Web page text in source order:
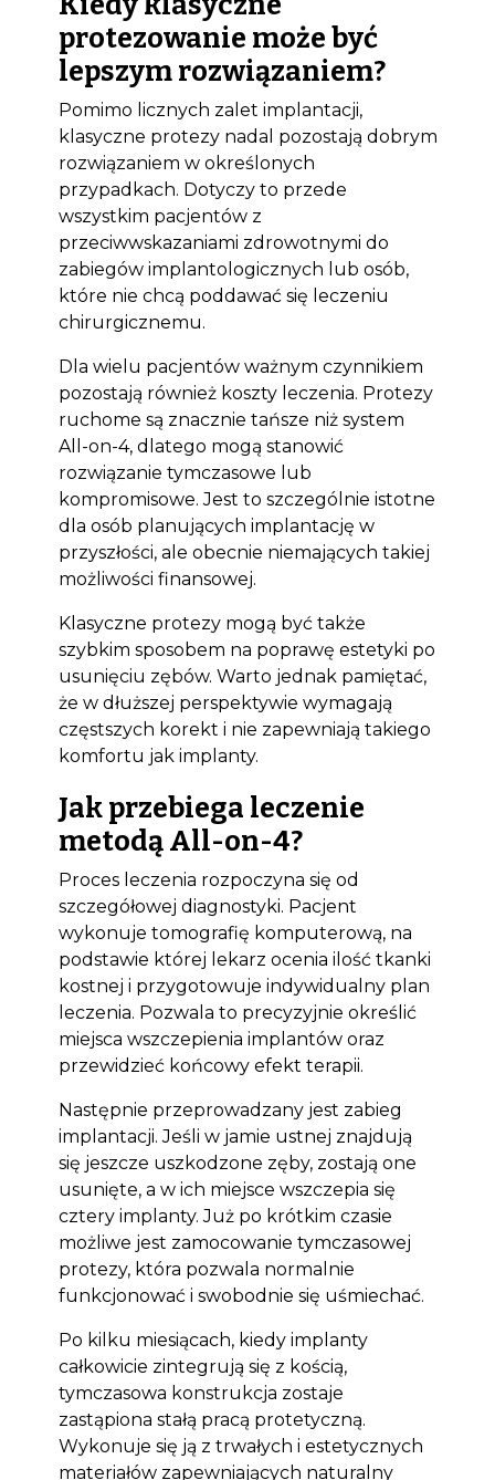
protezowanie może być
lepszym rozwiązaniem?
Pomimo licznych zalet implantacji,
klasyczne protezy nadal pozostają dobrym
rozwiązaniem w określonych
przypadkach. Dotyczy to przede
wszystkim pacjentów z
przeciwwskazaniami zdrowotnymi do
zabiegów implantologicznych lub osób,
które nie chcą poddawać się leczeniu
chirurgicznemu.
Dla wielu pacjentów ważnym czynnikiem
pozostają również koszty leczenia. Protezy
ruchome są znacznie tańsze niż system
All-on-4, dlatego mogą stanowić
rozwiązanie tymczasowe lub
kompromisowe. Jest to szczególnie istotne
dla osób planujących implantację w
przyszłości, ale obecnie niemających takiej
możliwości finansowej.
Klasyczne protezy mogą być także
szybkim sposobem na poprawę estetyki po
usunięciu zębów. Warto jednak pamiętać,
że w dłuższej perspektywie wymagają
częstszych korekt i nie zapewniają takiego
komfortu jak implanty.
Jak przebiega leczenie
metodą All-on-4?
Proces leczenia rozpoczyna się od
szczegółowej diagnostyki. Pacjent
wykonuje tomografię komputerową, na
podstawie której lekarz ocenia ilość tkanki
kostnej i przygotowuje indywidualny plan
leczenia. Pozwala to precyzyjnie określić
miejsca wszczepienia implantów oraz
przewidzieć końcowy efekt terapii.
Następnie przeprowadzany jest zabieg
implantacji. Jeśli w jamie ustnej znajdują
się jeszcze uszkodzone zęby, zostają one
usunięte, a w ich miejsce wszczepia się
cztery implanty. Już po krótkim czasie
możliwe jest zamocowanie tymczasowej
protezy, która pozwala normalnie
funkcjonować i swobodnie się uśmiechać.
Po kilku miesiącach, kiedy implanty
całkowicie zintegrują się z kością,
tymczasowa konstrukcja zostaje
zastąpiona stałą pracą protetyczną.
Wykonuje się ją z trwałych i estetycznych
materiałów zapewniających naturalny
Bioclinic